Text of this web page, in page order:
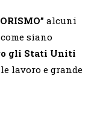
alcuni
siano
gli Stati Uniti
lavoro e grande